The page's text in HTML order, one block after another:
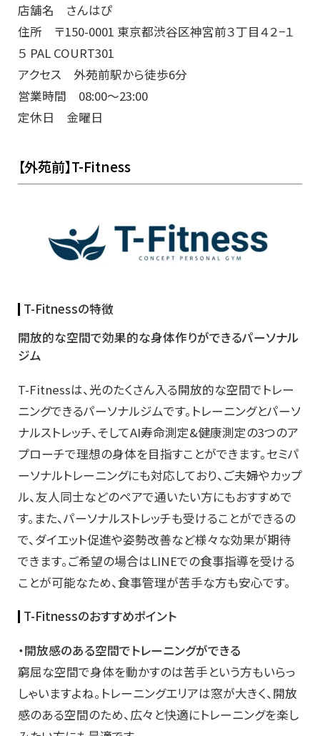
店舗名 さんはぴ
住所 〒150-0001 東京都渋谷区神宮前３丁目４２−１
５ PAL COURT301
アクセス 外苑前駅から徒歩6分
営業時間 08:00～23:00
定休日 金曜日
【外苑前】T-Fitness
T-Fitnessの特徴
開放的な空間で効果的な身体作りができるパーソナル
ジム
T-Fitnessは、光のたくさん入る開放的な空間でトレー
ニングできるパーソナルジムです。トレーニングとパーソ
ナルストレッチ、そしてAI寿命測定&健康測定の3つのア
プローチで理想の身体を目指すことができます。セミパ
ーソナルトレーニングにも対応しており、ご夫婦やカップ
ル、友人同士などのペアで通いたい方にもおすすめで
す。また、パーソナルストレッチも受けることができるの
で、ダイエット促進や姿勢改善など様々な効果が期待
できます。ご希望の場合はLINEでの食事指導を受ける
ことが可能なため、食事管理が苦手な方も安心です。
T-Fitnessのおすすめポイント
・開放感のある空間でトレーニングができる
窮屈な空間で身体を動かすのは苦手という方もいらっ
しゃいますよね。トレーニングエリアは窓が大きく、開放
感のある空間のため、広々と快適にトレーニングを楽し